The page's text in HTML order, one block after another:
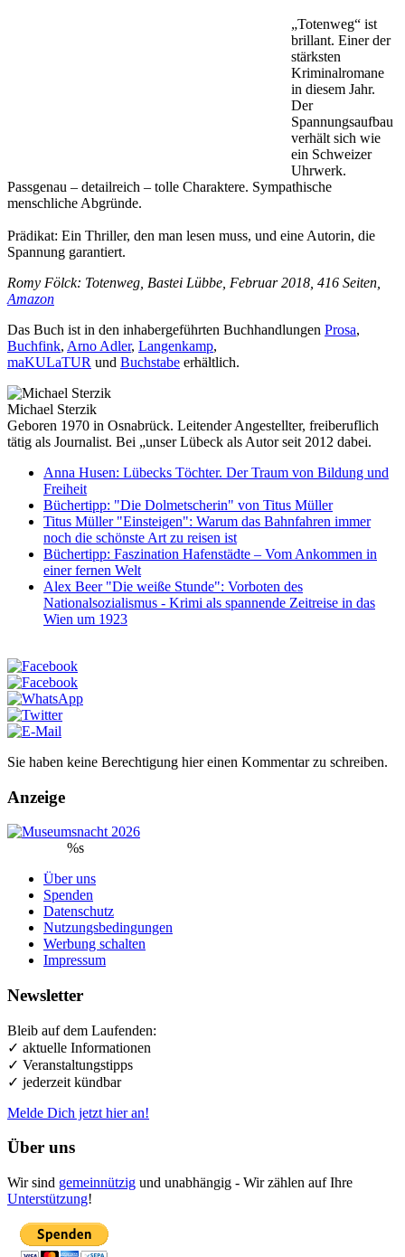
„Totenweg“ ist
brillant. Einer der
stärksten
Kriminalromane
in diesem Jahr.
Der
Spannungsaufbau
verhält sich wie
ein Schweizer
Uhrwerk.
Passgenau – detailreich – tolle Charaktere. Sympathische
menschliche Abgründe.
Prädikat: Ein Thriller, den man lesen muss, und eine Autorin, die
Spannung garantiert.
Romy Fölck: Totenweg, Bastei Lübbe, Februar 2018, 416 Seiten,
Amazon
Das Buch ist in den inhabergeführten Buchhandlungen Prosa,
Buchfink, Arno Adler, Langenkamp,
maKULaTUR und Buchstabe erhältlich.
Michael Sterzik
Geboren 1970 in Osnabrück. Leitender Angestellter, freiberuflich
tätig als Journalist. Bei „unser Lübeck als Autor seit 2012 dabei.
Anna Husen: Lübecks Töchter. Der Traum von Bildung und
Freiheit
Büchertipp: "Die Dolmetscherin" von Titus Müller
Titus Müller "Einsteigen": Warum das Bahnfahren immer
noch die schönste Art zu reisen ist
Büchertipp: Faszination Hafenstädte – Vom Ankommen in
einer fernen Welt
Alex Beer "Die weiße Stunde": Vorboten des
Nationalsozialismus - Krimi als spannende Zeitreise in das
Wien um 1923
Sie haben keine Berechtigung hier einen Kommentar zu schreiben.
Anzeige
%s
Über uns
Spenden
Datenschutz
Nutzungsbedingungen
Werbung schalten
Impressum
Newsletter
Bleib auf dem Laufenden:
✓ aktuelle Informationen
✓ Veranstaltungstipps
✓ jederzeit kündbar
Melde Dich jetzt hier an!
Über uns
Wir sind gemeinnützig und unabhängig - Wir zählen auf Ihre
Unterstützung!